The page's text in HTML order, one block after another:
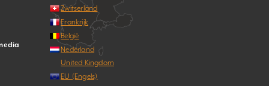
Zwitserland
Frankrijk
België
Nederland
United Kingdom
EU (Engels)